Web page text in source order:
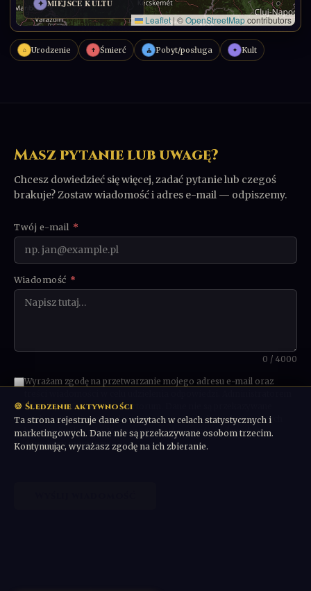
⌂ Urodzenie ✝ Śmierć ⛪ Pobyt/posługa ✦ Kult
Masz pytanie lub uwagę?
Chcesz dowiedzieć się więcej, zadać pytanie lub czegoś
brakuje? Zostaw wiadomość i adres e-mail — odpiszemy.
Twój e-mail *
Wiadomość *
0 / 4000
Wyrażam zgodę na przetwarzanie mojego adresu e-mail oraz
danych jest Communio Sanctorum. Dane nie są przekazywane
osobom trzecim ani wykorzystywane w celach marketingowych
bez odrębnej zgody. Możesz poprosić o usunięcie danych w
dowolnym momencie.
🍪 Śledzenie aktywności
Ta strona rejestruje dane o wizytach w celach statystycznych i
marketingowych. Dane nie są przekazywane osobom trzecim.
Kontynuując, wyrażasz zgodę na ich zbieranie.